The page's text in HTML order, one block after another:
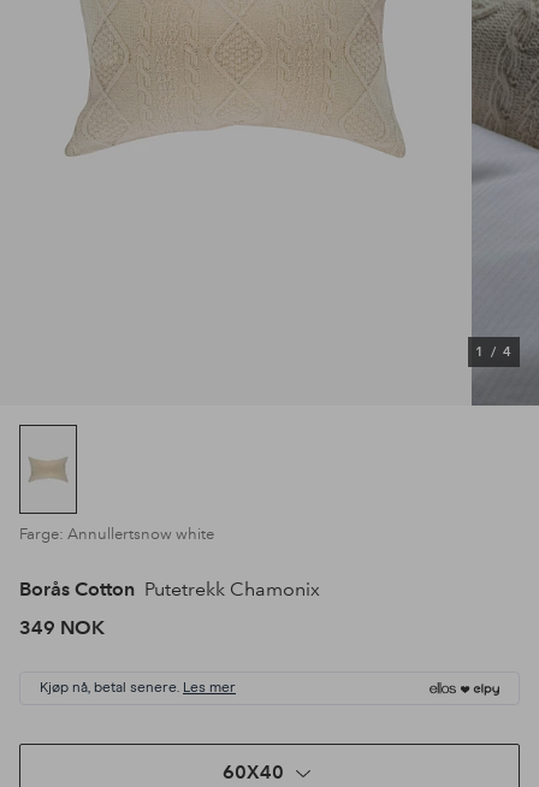
1 / 4
Farge: Annullertsnow white
Borås Cotton Putetrekk Chamonix
349 NOK
Kjøp nå, betal senere. Les mer
60X40